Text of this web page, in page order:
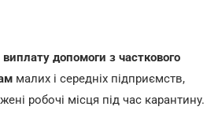
виплату допомоги з часткового
малих і середніх підприємств,
робочі місця під час карантину.